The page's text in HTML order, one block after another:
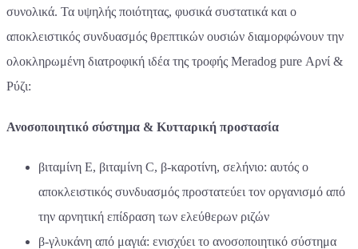
συνολικά. Τα υψηλής ποιότητας, φυσικά συστατικά και ο
αποκλειστικός συνδυασμός θρεπτικών ουσιών διαμορφώνουν την
ολοκληρωμένη διατροφική ιδέα της τροφής Meradog pure Αρνί &
Ρύζι:
Ανοσοποιητικό σύστημα & Κυτταρική προστασία
βιταμίνη E, βιταμίνη C, β-καροτίνη, σελήνιο: αυτός ο
αποκλειστικός συνδυασμός προστατεύει τον οργανισμό από
την αρνητική επίδραση των ελεύθερων ριζών
β-γλυκάνη από μαγιά: ενισχύει το ανοσοποιητικό σύστημα